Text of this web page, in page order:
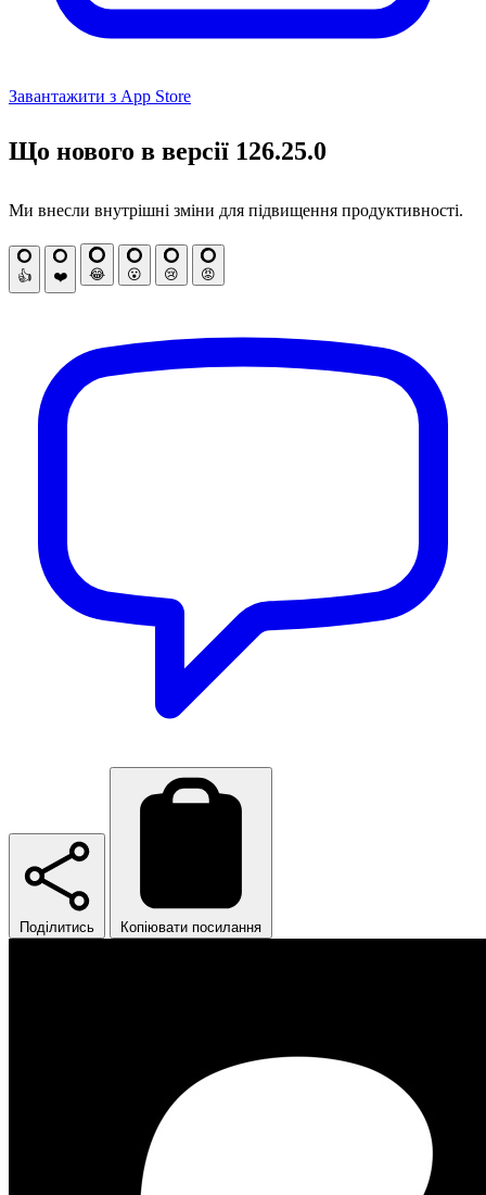
Завантажити з App Store
Що нового в версії 126.25.0
Ми внесли внутрішні зміни для підвищення продуктивності.
👍 ❤️ 😂 😮 😢 😡
Поділитись Копіювати посилання